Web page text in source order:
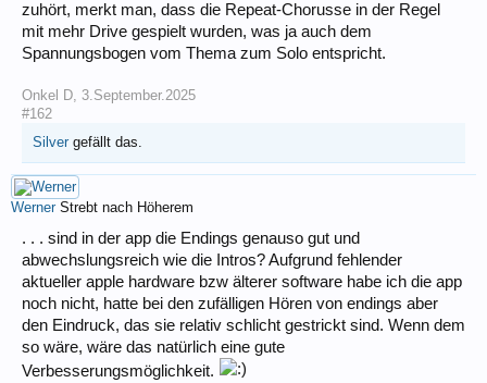
zuhört, merkt man, dass die Repeat-Chorusse in der Regel
mit mehr Drive gespielt wurden, was ja auch dem
Spannungsbogen vom Thema zum Solo entspricht.
Onkel D, 3.September.2025
#162
Silver gefällt das.
Werner Strebt nach Höherem
. . . sind in der app die Endings genauso gut und
abwechslungsreich wie die Intros? Aufgrund fehlender
aktueller apple hardware bzw älterer software habe ich die app
noch nicht, hatte bei den zufälligen Hören von endings aber
den Eindruck, das sie relativ schlicht gestrickt sind. Wenn dem
so wäre, wäre das natürlich eine gute
Verbesserungsmöglichkeit.